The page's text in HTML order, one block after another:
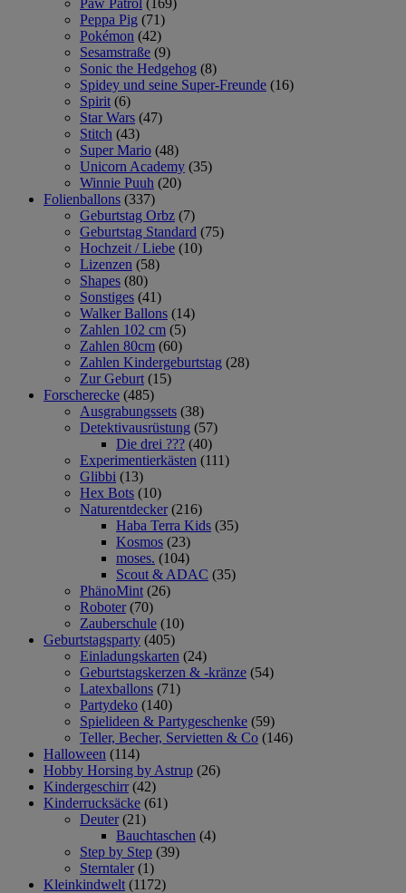
Peppa Pig (71)
Pokémon (42)
Sesamstraße (9)
Sonic the Hedgehog (8)
Spidey und seine Super-Freunde (16)
Spirit (6)
Star Wars (47)
Stitch (43)
Super Mario (48)
Unicorn Academy (35)
Winnie Puuh (20)
Folienballons (337)
Geburtstag Orbz (7)
Geburtstag Standard (75)
Hochzeit / Liebe (10)
Lizenzen (58)
Shapes (80)
Sonstiges (41)
Walker Ballons (14)
Zahlen 102 cm (5)
Zahlen 80cm (60)
Zahlen Kindergeburtstag (28)
Zur Geburt (15)
Forscherecke (485)
Ausgrabungssets (38)
Detektivausrüstung (57)
Die drei ??? (40)
Experimentierkästen (111)
Glibbi (13)
Hex Bots (10)
Naturentdecker (216)
Haba Terra Kids (35)
Kosmos (23)
moses. (104)
Scout & ADAC (35)
PhänoMint (26)
Roboter (70)
Zauberschule (10)
Geburtstagsparty (405)
Einladungskarten (24)
Geburtstagskerzen & -kränze (54)
Latexballons (71)
Partydeko (140)
Spielideen & Partygeschenke (59)
Teller, Becher, Servietten & Co (146)
Halloween (114)
Hobby Horsing by Astrup (26)
Kindergeschirr (42)
Kinderrucksäcke (61)
Deuter (21)
Bauchtaschen (4)
Step by Step (39)
Sterntaler (1)
Kleinkindwelt (1172)